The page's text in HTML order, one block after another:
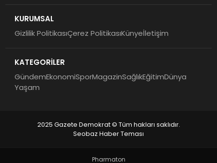
KURUMSAL
Gizlilik PolitikasıÇerez PolitikasıKünyeİletişim
KATEGORİLER
GündemEkonomiSporMagazinSağlıkEğitimDünya
Yaşam
2025 Gazete Demokrat © Tüm hakları saklıdır.
Seobaz Haber Teması
Pharmaton